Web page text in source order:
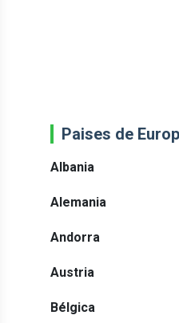
Paises de
Albania
Alemania
Andorra
Austria
Bélgica